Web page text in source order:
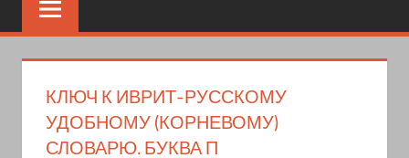
язык,
арамейский.
читать
арабском,
КЛЮЧ К ИВРИТ-РУССКОМУ
УДОБНОМУ (КОРНЕВОМУ)
СЛОВАРЮ. БУКВА П